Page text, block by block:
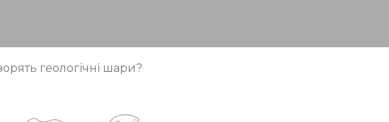
геологічні шари?